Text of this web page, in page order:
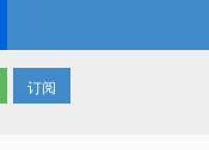
订阅